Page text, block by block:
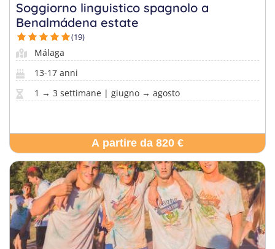
Europa
Trova il campo perfetto per te
Rispondi a poche domande, ci pensiamo noi al resto.
Soggiorno linguistico spagnolo a
Benalmádena estate
(19)
Málaga
13-17 anni
1 → 3 settimane | giugno → agosto
A partire da 820 €